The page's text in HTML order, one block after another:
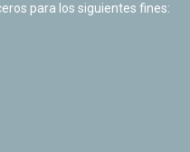
para los siguientes fines: